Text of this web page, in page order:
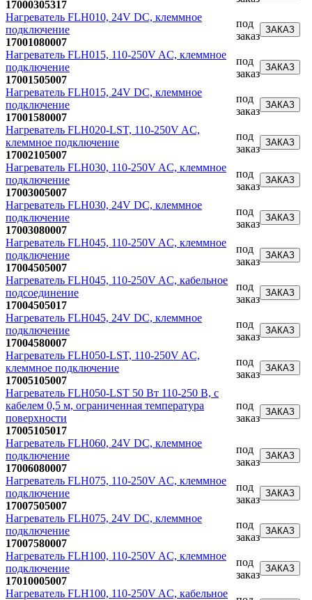
17000305317
Нагреватель FLH010, 24V DC, клеммное
подключение
17001080007
под
заказ
ЗАКАЗ
Нагреватель FLH015, 110-250V AC, клеммное
подключение
17001505007
под
заказ
ЗАКАЗ
Нагреватель FLH015, 24V DC, клеммное
подключение
17001580007
под
заказ
ЗАКАЗ
Нагреватель FLH020-LST, 110-250V AC,
клеммное подключение
17002105007
под
заказ
ЗАКАЗ
Нагреватель FLH030, 110-250V AC, клеммное
подключение
17003005007
под
заказ
ЗАКАЗ
Нагреватель FLH030, 24V DC, клеммное
подключение
17003080007
под
заказ
ЗАКАЗ
Нагреватель FLH045, 110-250V AC, клеммное
подключение
17004505007
под
заказ
ЗАКАЗ
Нагреватель FLH045, 110-250V AC, кабельное
подсоединение
17004505017
под
заказ
ЗАКАЗ
Нагреватель FLH045, 24V DC, клеммное
подключение
17004580007
под
заказ
ЗАКАЗ
Нагреватель FLH050-LST, 110-250V AC,
клеммное подключение
17005105007
под
заказ
ЗАКАЗ
Нагреватель FLH050-LST 50 Вт 110-250 В, с
кабелем 0,5 м, ограниченная температура
поверхности
17005105017
под
заказ
ЗАКАЗ
Нагреватель FLH060, 24V DC, клеммное
подключение
17006080007
под
заказ
ЗАКАЗ
Нагреватель FLH075, 110-250V AC, клеммное
подключение
17007505007
под
заказ
ЗАКАЗ
Нагреватель FLH075, 24V DC, клеммное
подключение
17007580007
под
заказ
ЗАКАЗ
Нагреватель FLH100, 110-250V AC, клеммное
подключение
17010005007
под
заказ
ЗАКАЗ
Нагреватель FLH100, 110-250V AC, кабельное